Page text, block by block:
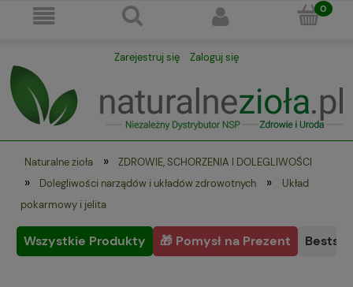
Zarejestruj się Zaloguj się
Naturalne zioła » ZDROWIE, SCHORZENIA I DOLEGLIWOŚCI
» Dolegliwości narządów i układów zdrowotnych »
Układ
pokarmowy i jelita
Wszystkie Produkty 🎁 Pomysł na Prezent